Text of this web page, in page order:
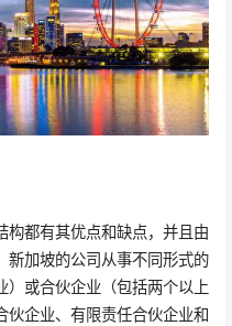
构都有其优点和缺点，并且由
新加坡的公司从事不同形式的
）或合伙企业（包括两个以上
伙企业、有限责任合伙企业和